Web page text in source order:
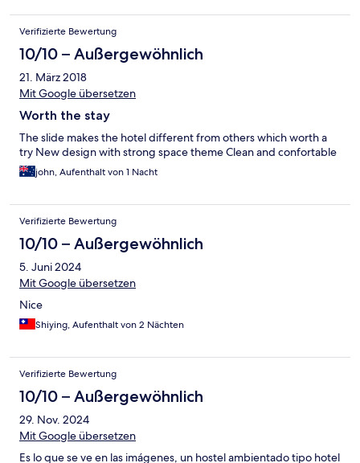
the door and capsule lock mechanisms are so loud that the noise
from people constantly going out at all hours from my room and
the room next door kept me awake (if you are a light sleeper
bring ear plugs), oh and the bed mattress is super thin so not
too comfortable.I would recommend it for short stays.
Verifizierte Bewertung
10/10 – Außergewöhnlich
21. März 2018
Mit Google übersetzen
Worth the stay
The slide makes the hotel different from others which worth a
try New design with strong space theme Clean and confortable
john, Aufenthalt von 1 Nacht
Verifizierte Bewertung
10/10 – Außergewöhnlich
5. Juni 2024
Mit Google übersetzen
Nice
Shiying, Aufenthalt von 2 Nächten
Verifizierte Bewertung
10/10 – Außergewöhnlich
29. Nov. 2024
Mit Google übersetzen
Es lo que se ve en las imágenes, un hostel ambientado tipo hotel